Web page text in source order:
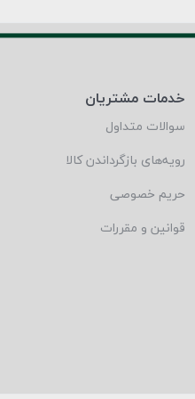
خدمات مشتریان
سوالات متداول
رویه‌های بازگرداندن کالا
حریم خصوصی
قوانین و مقررات